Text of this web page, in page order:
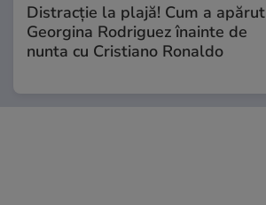
Distracție la plajă! Cum a apărut
Georgina Rodriguez înainte de
nunta cu Cristiano Ronaldo